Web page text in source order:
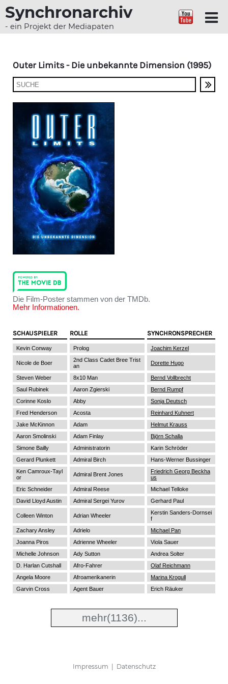
Synchronarchiv
- ein Projekt der Mediapaten
Outer Limits - Die unbekannte Dimension (1995)
Die Film-Poster stammen von der TMDb.
Mehr Informationen.
SCHAUSPIELER ROLLE SYNCHRONSPRECHER
Kevin Conway Prolog Joachim Kerzel
Nicole de Boer
2nd Class Cadet Bree Trist
an
Dorette Hugo
Steven Weber 8x10 Man
Bernd Vollbrecht
Saul Rubinek
Aaron Zgierski
Bernd Rumpf
Corinne Koslo
Abby
Sonja Deutsch
Fred Henderson
Acosta
Reinhard Kuhnert
Jake McKinnon
Adam
Helmut Krauss
Aaron Smolinski
Adam Finlay
Björn Schalla
Simone Bailly
Administratorin
Karin Schröder
Gerard Plunkett
Admiral Birch
Hans-Werner Bussinger
Ken Camroux-Tayl
or
Admiral Brent Jones
Friedrich Georg Beckha
us
Eric Schneider
Admiral Reese
Michael Telloke
David Lloyd Austin
Admiral Sergei Yurov Gerhard Paul
Colleen Winton Adrian Wheeler
Kerstin Sanders-Dornsei
f
Zachary Ansley
Adrielo
Michael Pan
Joanna Piros
Adrienne Wheeler
Viola Sauer
Michelle Johnson
Ady Sutton
Andrea Solter
D. Harlan Cutshall
Afro-Fahrer
Olaf Reichmann
Angela Moore
Afroamerikanerin
Marina Krogull
Garvin Cross
Agent Bauer Erich Räuker
mehr(1136)...
Impressum Datenschutz